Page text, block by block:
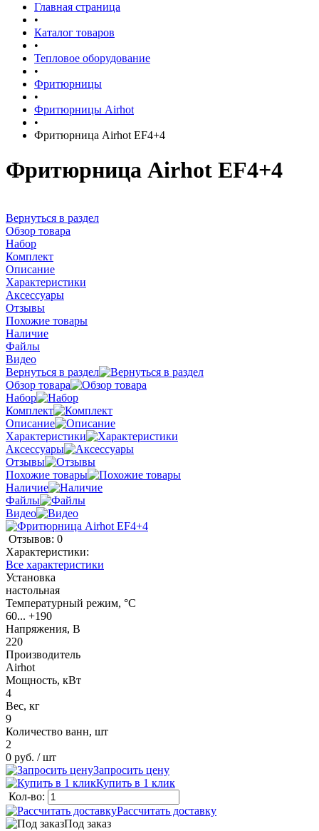
Главная страница
•
Каталог товаров
•
Тепловое оборудование
•
Фритюрницы
•
Фритюрницы Airhot
•
Фритюрница Airhot EF4+4
Фритюрница Airhot EF4+4
Вернуться в раздел
Обзор товара
Набор
Комплект
Описание
Характеристики
Аксессуары
Отзывы
Похожие товары
Наличие
Файлы
Видео
Вернуться в раздел
Обзор товара
Набор
Комплект
Описание
Характеристики
Аксессуары
Отзывы
Похожие товары
Наличие
Файлы
Видео
Отзывов: 0
Характеристики:
Все характеристики
Установка
настольная
Температурный режим, °C
60... +190
Напряжения, В
220
Производитель
Airhot
Мощность, кВт
4
Вес, кг
9
Количество ванн, шт
2
0 руб. / шт
Запросить цену
Купить в 1 клик
Кол-во:
Рассчитать доставку
Под заказ